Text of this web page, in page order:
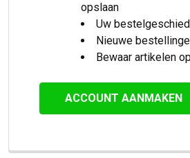
opslaan
Uw
Nieuwe
Bewaar artikelen
ACCOUNT AANMAKEN